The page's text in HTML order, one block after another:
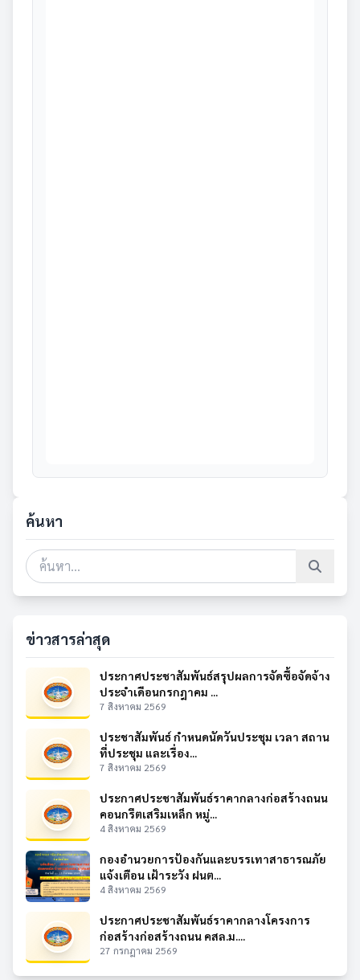
ค้นหา
ข่าวสารล่าสุด
ประกาศประชาสัมพันธ์สรุปผลการจัดซื้อจัดจ้าง
ประจำเดือนกรกฎาคม ...
7 สิงหาคม 2569
ประชาสัมพันธ์ กำหนดนัดวันประชุม เวลา สถาน
ที่ประชุม และเรื่อง...
7 สิงหาคม 2569
ประกาศประชาสัมพันธ์ราคากลางก่อสร้างถนน
คอนกรีตเสริมเหล็ก หมู่...
4 สิงหาคม 2569
กองอำนวยการป้องกันและบรรเทาสาธารณภัย
แจ้งเตือน เฝ้าระวัง ฝนต...
4 สิงหาคม 2569
ประกาศประชาสัมพันธ์ราคากลางโครงการ
ก่อสร้างก่อสร้างถนน คสล.ม....
27 กรกฎาคม 2569